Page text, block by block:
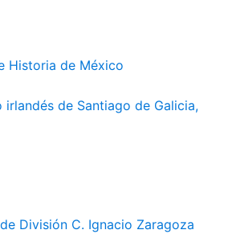
Historia de México
de Santiago de Galicia,
División C. Ignacio Zaragoza